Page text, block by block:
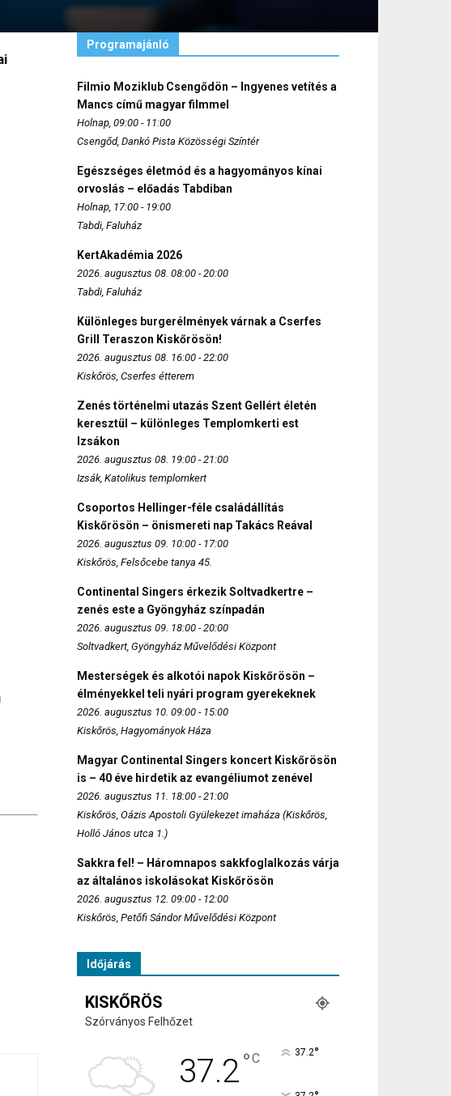
Programajánló
Filmio Moziklub Csengődön – Ingyenes vetítés a
Mancs című magyar filmmel
Holnap, 09:00 - 11:00
Csengőd, Dankó Pista Közösségi Színtér
Egészséges életmód és a hagyományos kínai
orvoslás – előadás Tabdiban
Holnap, 17:00 - 19:00
Tabdi, Faluház
KertAkadémia 2026
2026. augusztus 08. 08:00 - 20:00
Tabdi, Faluház
Különleges burgerélmények várnak a Cserfes
Grill Teraszon Kiskőrösön!
2026. augusztus 08. 16:00 - 22:00
Kiskőrös, Cserfes étterem
Zenés történelmi utazás Szent Gellért életén
keresztül – különleges Templomkerti est
Izsákon
2026. augusztus 08. 19:00 - 21:00
Izsák, Katolikus templomkert
Csoportos Hellinger-féle családállítás
Kiskőrösön – önismereti nap Takács Reával
2026. augusztus 09. 10:00 - 17:00
Kiskőrös, Felsőcebe tanya 45.
Continental Singers érkezik Soltvadkertre –
zenés este a Gyöngyház színpadán
2026. augusztus 09. 18:00 - 20:00
Soltvadkert, Gyöngyház Művelődési Központ
Mesterségek és alkotói napok Kiskőrösön –
élményekkel teli nyári program gyerekeknek
2026. augusztus 10. 09:00 - 15:00
Kiskőrös, Hagyományok Háza
Magyar Continental Singers koncert Kiskőrösön
is – 40 éve hirdetik az evangéliumot zenével
2026. augusztus 11. 18:00 - 21:00
Kiskőrös, Oázis Apostoli Gyülekezet imaháza (Kiskőrös,
Holló János utca 1.)
Sakkra fel! – Háromnapos sakkfoglalkozás várja
az általános iskolásokat Kiskőrösön
2026. augusztus 12. 09:00 - 12:00
Kiskőrös, Petőfi Sándor Művelődési Központ
Időjárás
KISKŐRÖS
Szórványos Felhőzet
37.2°C 37.2°